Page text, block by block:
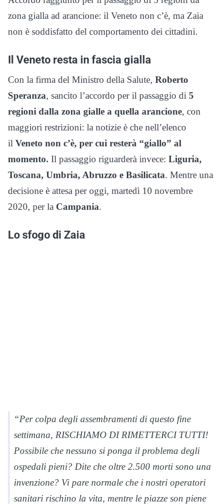
zona gialla ad arancione: il Veneto non c’è, ma Zaia
non è soddisfatto del comportamento dei cittadini.
Il Veneto resta in fascia gialla
Con la firma del Ministro della Salute, Roberto
Speranza, sancito l’accordo per il passaggio di 5
regioni dalla zona gialle a quella arancione, con
maggiori restrizioni: la notizie è che nell’elenco
il Veneto non c’è, per cui resterà “giallo” al
momento. Il passaggio riguarderà invece: Liguria,
Toscana, Umbria, Abruzzo e Basilicata. Mentre una
decisione è attesa per oggi, martedì 10 novembre
2020, per la Campania.
Lo sfogo di Zaia
“Per colpa degli assembramenti di questo fine
settimana, RISCHIAMO DI RIMETTERCI TUTTI!
Possibile che nessuno si ponga il problema degli
ospedali pieni? Dite che oltre 2.500 morti sono una
invenzione? Vi pare normale che i nostri operatori
sanitari rischino la vita, mentre le piazze son piene